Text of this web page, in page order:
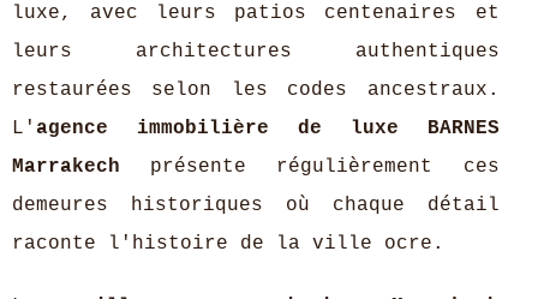
luxe, avec leurs patios centenaires et
leurs architectures authentiques
restaurées selon les codes ancestraux.
L' agence immobilière de luxe BARNES
Marrakech présente régulièrement ces
demeures historiques où chaque détail
raconte l'histoire de la ville ocre.